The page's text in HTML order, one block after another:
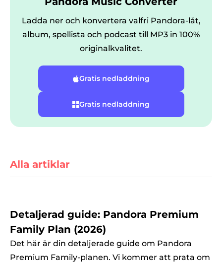
Ladda ner och konvertera valfri Pandora-låt,
album, spellista och podcast till MP3 in 100%
originalkvalitet.
Gratis nedladdning
Gratis nedladdning
Alla artiklar
Detaljerad guide: Pandora Premium
Family Plan (2026)
Det här är din detaljerade guide om Pandora
Premium Family-planen. Vi kommer att prata om